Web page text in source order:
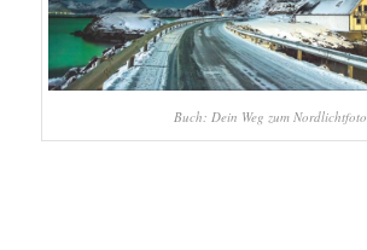
Buch: Dein Weg zum Nordlichtfoto